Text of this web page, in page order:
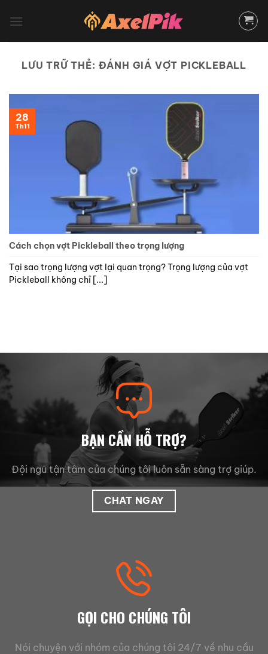
qua
LƯU TRỮ THẺ: ĐÁNH GIÁ VỢT PICKLEBALL
Cách chọn vợt Pickleball theo trọng lượng
Tại sao trọng lượng vợt lại quan trọng? Trọng lượng của vợt
Pickleball không chỉ [...]
28
Th11
BẠN CẦN HỖ TRỢ?
Đội ngũ tận tâm của chúng tôi luôn sẵn sàng trợ giúp.
CHAT NGAY
GỌI CHO CHÚNG TÔI
Nói chuyện với nhóm của chúng tôi 24/7 về nhu cầu